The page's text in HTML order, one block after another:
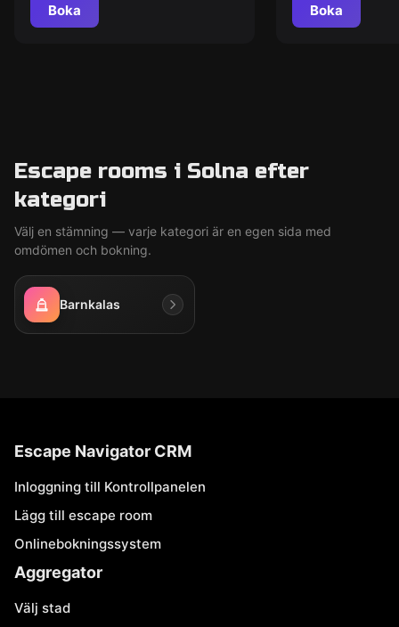
Boka Boka
Escape rooms i Solna efter
kategori
Välj en stämning — varje kategori är en egen sida med
omdömen och bokning.
Barnkalas
Escape Navigator CRM
Inloggning till Kontrollpanelen
Lägg till escape room
Onlinebokningssystem
Aggregator
Välj stad